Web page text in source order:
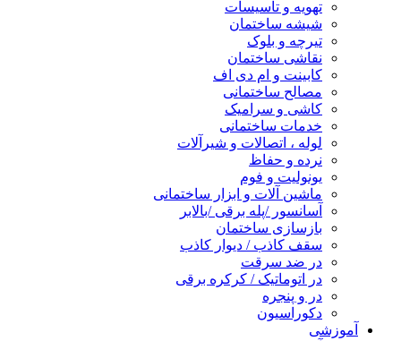
تهویه و تاسیسات
شیشه ساختمان
تیرچه و بلوک
نقاشی ساختمان
کابینت و ام دی اف
مصالح ساختمانی
کاشی و سرامیک
خدمات ساختمانی
لوله ، اتصالات و شیرآلات
نرده و حفاظ
یونولیت و فوم
ماشین آلات و ابزار ساختمانی
آسانسور /پله برقی /بالابر
بازسازی ساختمان
سقف کاذب / دیوار کاذب
در ضد سرقت
در اتوماتیک / کرکره برقی
در و پنجره
دکوراسیون
آموزشی